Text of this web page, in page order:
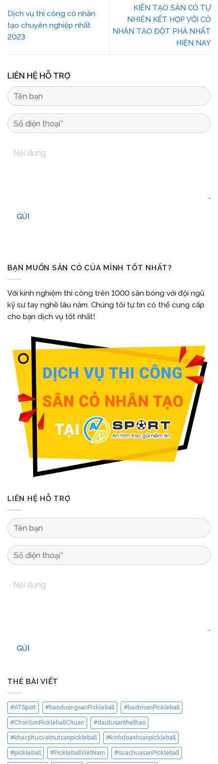
Dịch vụ thi công cỏ nhân
tạo chuyên nghiệp nhất
2023
KIẾN TẠO SÂN CỎ TỰ
NHIÊN KẾT HỢP VỚI CỎ
NHÂN TẠO ĐỘT PHÁ NHẤT
HIỆN NAY
LIÊN HỆ HỖ TRỢ
GỬI
BẠN MUỐN SÂN CỎ CỦA MÌNH TỐT NHẤT?
Với kinh nghiệm thi công trên 1000 sân bóng với đội ngũ
kỹ sư tay nghề lâu năm. Chúng tôi tự tin có thể cung cấp
cho bạn dịch vụ tốt nhất!
LIÊN HỆ HỖ TRỢ
GỬI
THẺ BÀI VIẾT
#ATSport #baoduongsanPickleball #baotrisanPickleball
#ChonSonPickleballChuan #dautusanthethao
#khacphucvetnutsanpickleball #kinhdoanhsanpickleball
#pickleball #PickleballVietNam #suachuasanPickleball